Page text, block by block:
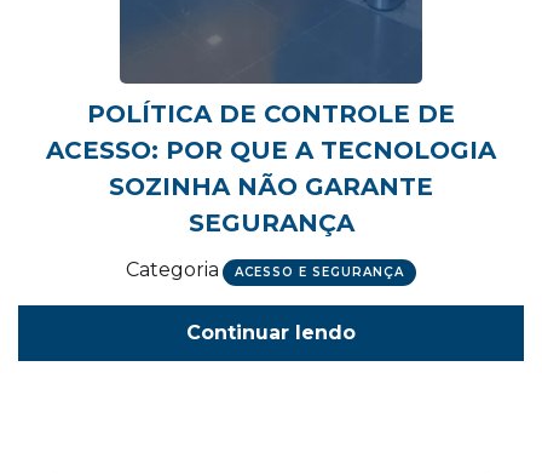
POLÍTICA DE CONTROLE DE
ACESSO: POR QUE A TECNOLOGIA
SOZINHA NÃO GARANTE
SEGURANÇA
Categoria ACESSO E SEGURANÇA
Continuar lendo